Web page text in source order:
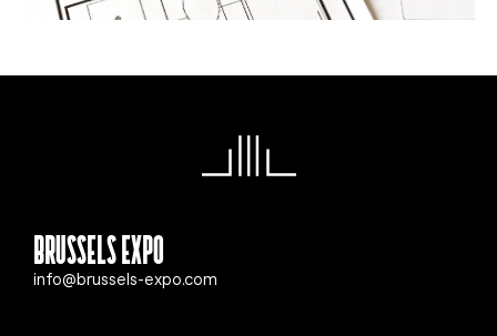
Brussels Expo
info@brussels-expo.com